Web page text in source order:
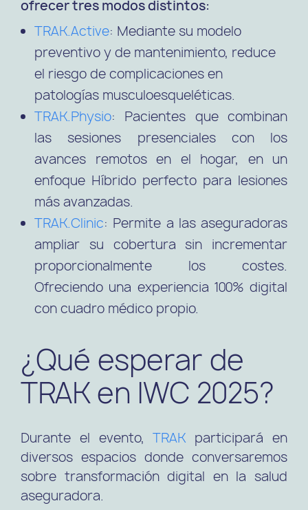
ofrecer tres modos distintos:
TRAK.Active: Mediante su modelo
preventivo y de mantenimiento, reduce
el riesgo de complicaciones en
patologías musculoesqueléticas.
TRAK.Physio: Pacientes que combinan
las sesiones presenciales con los
avances remotos en el hogar, en un
enfoque Híbrido perfecto para lesiones
más avanzadas.
TRAK.Clinic: Permite a las aseguradoras
ampliar su cobertura sin incrementar
proporcionalmente los costes.
Ofreciendo una experiencia 100% digital
con cuadro médico propio.
¿Qué esperar de
TRAK en IWC 2025?
Durante el evento,TRAK participará en
diversos espacios donde conversaremos
sobre transformación digital en la salud
aseguradora.